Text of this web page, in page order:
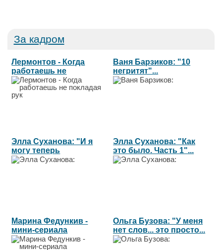
За кадром
Лермонтов - Когда
работаешь не
покладая рук...
Ваня Барзиков: "10
негритят"...
Элла Суханова: "И я
могу теперь
пользоваться...
Элла Суханова: "Как
это было. Часть 1"...
Марина Федункив -
мини-сериала
"ПОДРУГА"...
Ольга Бузова: "У меня
нет слов... это просто...